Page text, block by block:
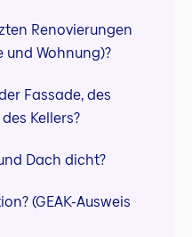
Renovierungen
und Wohnung)?
Fassade, des
Kellers?
Dach dicht?
(GEAK-Ausweis